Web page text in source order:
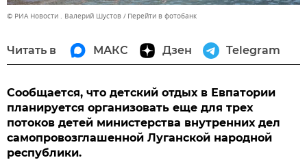
© РИА Новости . Валерий Шустов Перейти в фотобанк
Читать в МАКС Дзен Telegram
Сообщается, что детский отдых в Евпатории
планируется организовать еще для трех
потоков детей министерства внутренних дел
самопровозглашенной Луганской народной
республики.